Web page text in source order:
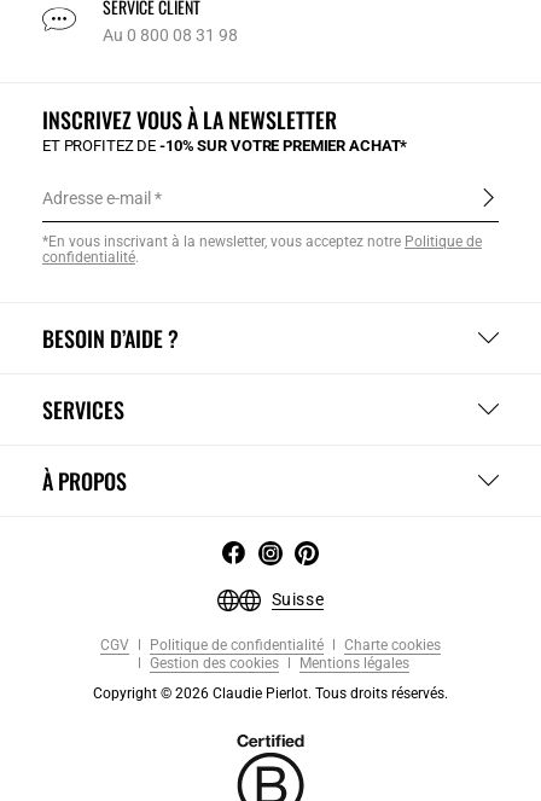
SERVICE CLIENT
Au 0 800 08 31 98
BESOIN D’AIDE ?
SERVICES
À PROPOS
INSCRIVEZ VOUS À LA NEWSLETTER
ET PROFITEZ DE-10% SUR VOTRE PREMIER ACHAT*
Adresse e-mail
*En vous inscrivant à la newsletter, vous acceptez notre Politique de
confidentialité.
Suisse
CGV Politique de confidentialité
Charte cookies
Gestion des cookies
Mentions légales
Copyright © 2026 Claudie Pierlot. Tous droits réservés.